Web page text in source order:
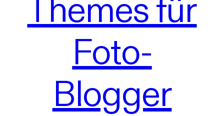
Themes für
Foto-
Blogger